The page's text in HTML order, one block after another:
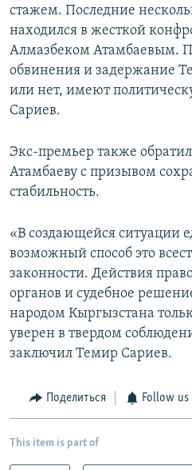
стажем. Последние
находился в жесткой
Алмазбеком Атамбаевым.
обвинения и задержание
или нет, имеют
Сариев.
Экс-премьер также
Атамбаеву с призывом
стабильность.
«В создающейся ситуации
возможный способ это
законности. Действия
органов и судебное
народом Кыргызстана
уверен в твердом
заключил Темир Сариев.
Поделиться Follow us
This item is part of